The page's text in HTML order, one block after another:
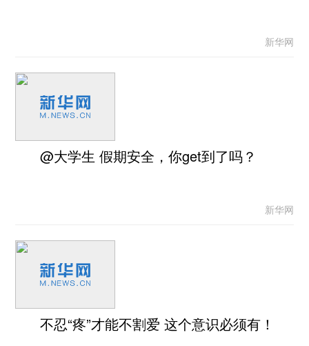
新华网
@大学生 假期安全，你get到了吗？
新华网
不忍“疼”才能不割爱 这个意识必须有！